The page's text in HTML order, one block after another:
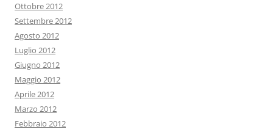
Ottobre 2012
Settembre 2012
Agosto 2012
Luglio 2012
Giugno 2012
Maggio 2012
Aprile 2012
Marzo 2012
Febbraio 2012